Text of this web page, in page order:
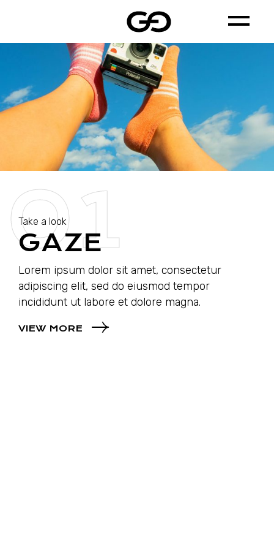
01
Take a look
GAZE
Lorem ipsum dolor sit amet, consectetur
adipiscing elit, sed do eiusmod tempor
incididunt ut labore et dolore magna.
VIEW MORE